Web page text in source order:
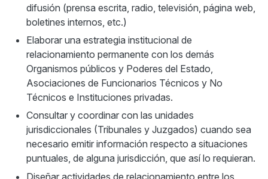
difusión (prensa escrita, radio, televisión, página web,
boletines internos, etc.)
Elaborar una estrategia institucional de
relacionamiento permanente con los demás
Organismos públicos y Poderes del Estado,
Asociaciones de Funcionarios Técnicos y No
Técnicos e Instituciones privadas.
Consultar y coordinar con las unidades
jurisdiccionales (Tribunales y Juzgados) cuando sea
necesario emitir información respecto a situaciones
puntuales, de alguna jurisdicción, que así lo requieran.
Diseñar actividades de relacionamiento entre los